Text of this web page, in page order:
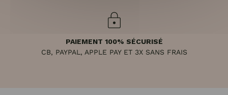
PAIEMENT 100% SÉCURISÉ
CB, PAYPAL, APPLE PAY ET 3X SANS FRAIS